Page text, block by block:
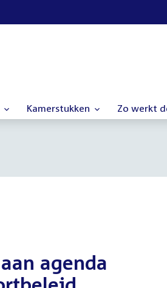
Kamerstukken Zo werkt
agenda